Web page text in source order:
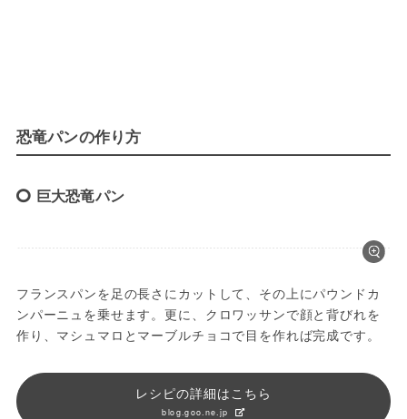
恐竜パンの作り方
巨大恐竜パン
フランスパンを足の長さにカットして、その上にパウンドカ
ンパーニュを乗せます。更に、クロワッサンで顔と背びれを
作り、マシュマロとマーブルチョコで目を作れば完成です。
レシピの詳細はこちら
blog.goo.ne.jp